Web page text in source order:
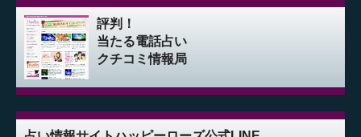
評判！
当たる電話占い
クチコミ情報局